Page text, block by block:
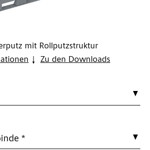
mit Rollputzstruktur
Zu den Downloads
*